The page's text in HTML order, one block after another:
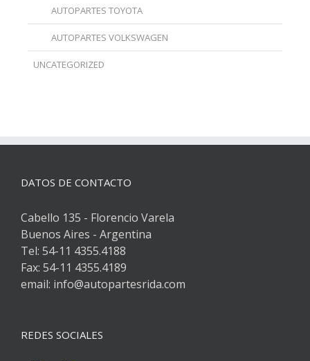
AUTOPARTES TOYOTA
AUTOPARTES VOLKSWAGEN
UNCATEGORIZED
DATOS DE CONTACTO
Cabello 135 - Florencio Varela
Buenos Aires - Argentina
Tel: 54-11 4355.4188
Fax: 54-11 4355.4189
email: info@autopartesrida.com
REDES SOCIALES